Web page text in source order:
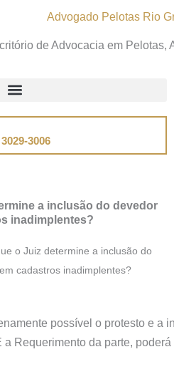
de Advocacia em Pelotas,
3006
a inclusão do devedor
inadimplentes?
o Juiz determine a inclusão do
cadastros inadimplentes?
possível o protesto e
a Requerimento da parte,